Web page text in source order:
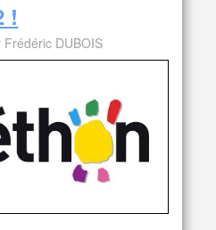
!
DUBOIS